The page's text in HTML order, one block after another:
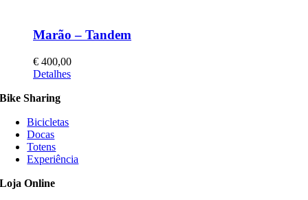
Marão – Tandem
€ 400,00
This
has
variants.
The
options
may
chosen
Detalhes
Bike Sharing
Bicicletas
Docas
Totens
Experiência
Loja Online